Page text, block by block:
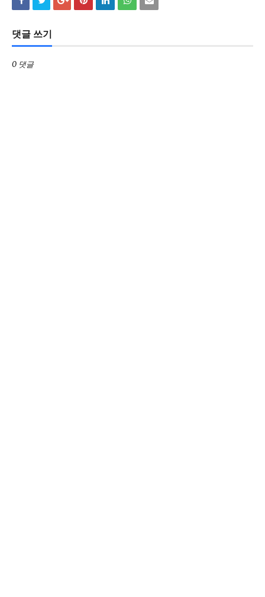
댓글 쓰기
0 댓글